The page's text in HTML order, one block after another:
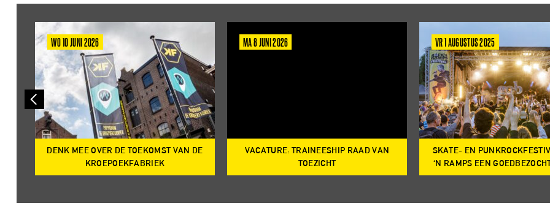
WO 10 JUNI 2026
DENK MEE OVER DE TOEKOMST VAN DE
KROEPOEKFABRIEK
MA 8 JUNI 2026
VACATURE: TRAINEESHIP RAAD VAN
TOEZICHT
VR 1 AUGUSTUS 2025
SKATE- EN
‘N RAMPS EEN